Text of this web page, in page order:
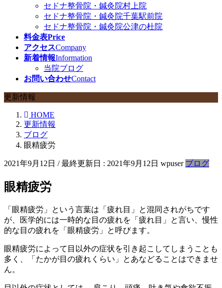
セドナ整骨院・鍼灸院村上院
セドナ整骨院・鍼灸院千葉駅前院
セドナ整骨院・鍼灸院公津の杜院
料金表Price
アクセスCompany
新着情報Information
当院ブログ
お問い合わせContact
更新情報
HOME
更新情報
ブログ
眼精疲労
2021年9月12日 / 最終更新日 : 2021年9月12日 wpuser ブログ
眼精疲労
「眼精疲労」という言葉は「疲れ目」と混同されがちです
が、医学的には一時的な目の疲れを「疲れ目」と言い、慢性
的な目の疲れを「眼精疲労」と呼びます。
眼精疲労によって目以外の症状を引き起こしてしまうことも
多く、「たかが目の疲れくらい」とあなどることはできませ
ん。